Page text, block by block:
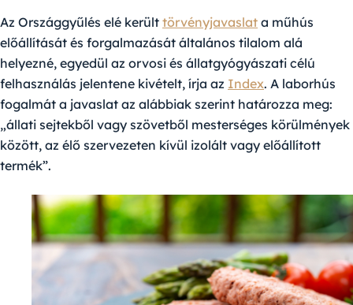
Az Országgyűlés elé került törvényjavaslat a műhús
előállítását és forgalmazását általános tilalom alá
helyezné, egyedül az orvosi és állatgyógyászati célú
felhasználás jelentene kivételt, írja az Index. A laborhús
fogalmát a javaslat az alábbiak szerint határozza meg:
„állati sejtekből vagy szövetből mesterséges körülmények
között, az élő szervezeten kívül izolált vagy előállított
termék”.